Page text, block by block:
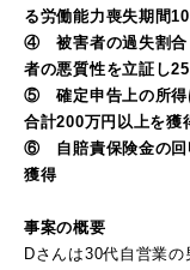
る労働能力喪失期間
④ 被害者の過失割合
者の悪質性を立証し
⑤ 確定申告上の所得
合計200万円以上を獲
⑥ 自賠責保険金の回
獲得
事案の概要
Dさんは30代自営業の